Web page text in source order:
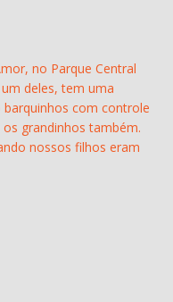
no Parque Central
deles, tem uma
barquinhos com controle
grandinhos também.
nossos filhos eram